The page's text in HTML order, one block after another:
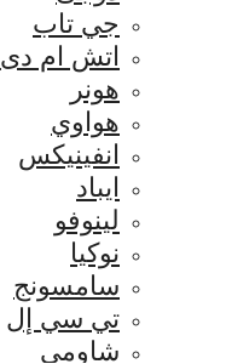
جي تاب
اتش ام دى
هونر
هواوي
انفينيكس
ايباد
لينوفو
نوكيا
سامسونج
تي سي إل
شاومي